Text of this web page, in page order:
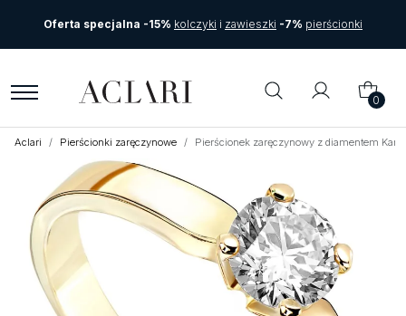
Oferta specjalna -15% kolczyki i zawieszki -7% pierścionki
0
Aclari Pierścionki zaręczynowe Pierścionek zaręczynowy z diamentem